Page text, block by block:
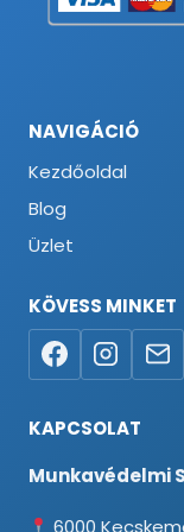
NAVIGÁCIÓ
Kezdőoldal
Blog
Üzlet
KÖVESS MINKET
KAPCSOLAT
Munkavédelmi
6000